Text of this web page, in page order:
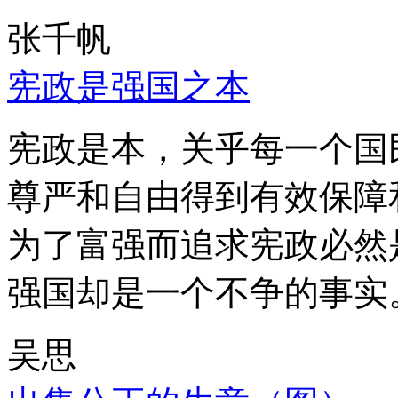
张千帆
宪政是强国之本
宪政是本，关乎每一个
尊严和自由得到有效保
为了富强而追求宪政必
强国却是一个不争的事实
吴思